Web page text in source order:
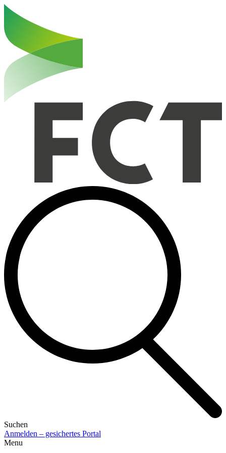
Haut de la page
Suchen
Anmelden – gesichertes Portal
Menu